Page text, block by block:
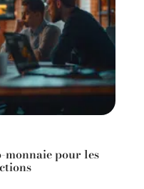
monnaie pour les